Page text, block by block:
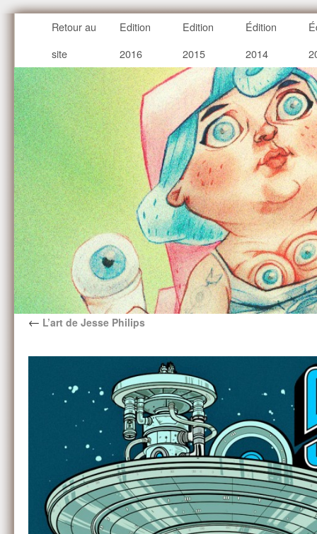
Retour au
site
Edition
2016
Edition
2015
Édition
2014
← L’art de Jesse Philips